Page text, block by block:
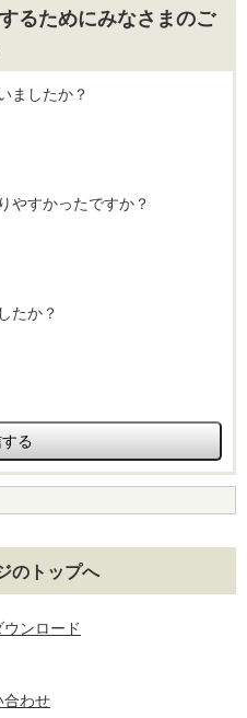
るためにみなさまのご
ましたか？
やすかったですか？
たか？
のトップへ
ンロード
合わせ